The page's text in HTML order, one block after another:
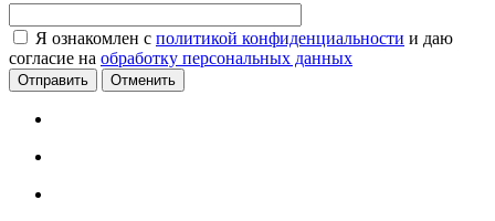
Я ознакомлен с политикой конфиденциальности и даю
согласие на обработку персональных данных
Отменить